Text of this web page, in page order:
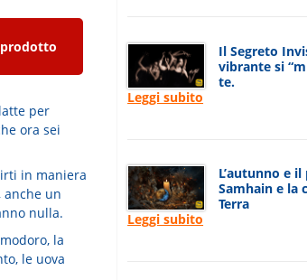
prodotto
per
ora sei
in maniera
un
nulla.
la
le uova
Il Segreto
vibrante si
te.
Leggi subito
L’autunno e
Samhain e la
Terra
Leggi subito